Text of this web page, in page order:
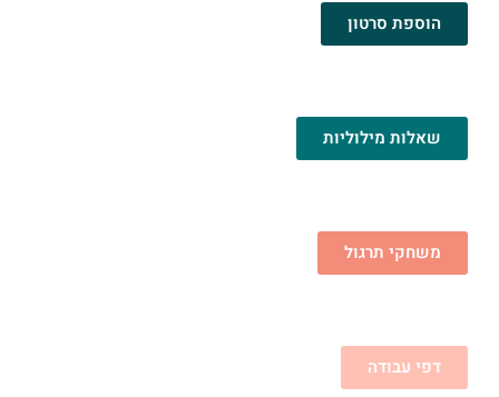
הוספת סרטון
שאלות מילוליות
משחקי תרגול
דפי עבודה